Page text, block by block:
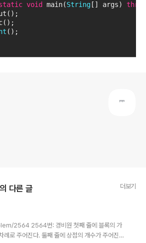
void main(String [] args)
();
의 다른 글 더보기
2564 2564번: 경비원 첫째 줄에 블록의 가
례로 주어진다. 둘째 줄에 상점의 개수가 주어진